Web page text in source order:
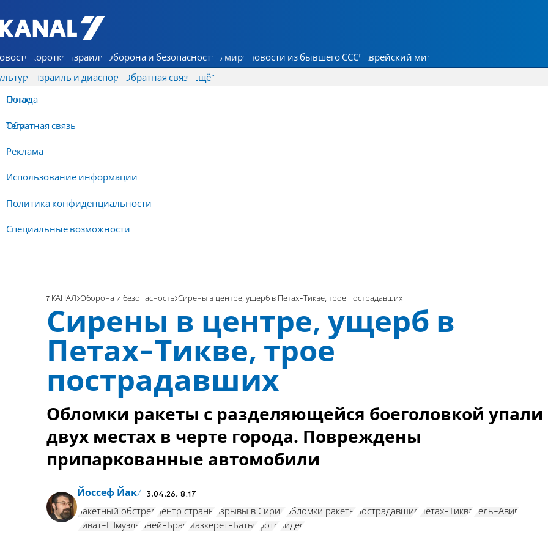
7 КАНАЛ - Аруц Шева
Коротко Израиль Оборона и безопасность В мире Новости из бывшего СССР Еврейский мир
Израиль и диаспора Обратная связь
О нас
Обратная связь
Реклама
Использование информации
Политика конфиденциальности
Специальные возможности
Ещё
Погода
Теги
7 КАНАЛ Оборона и безопасность Сирены в центре, ущерб в Петах-Тикве, трое пострадавших
Сирены в центре, ущерб в
Петах-Тикве, трое
пострадавших
Обломки ракеты с разделяющейся боеголовкой упали
двух местах в черте города. Повреждены
припаркованные автомобили
Йоссеф Йак 3.04.26, 8:17
ракетный обстрел центр страны взрывы в Сирии обломки ракеты пострадавшие Петах-Тиква Тель-Авив
Гиват-Шмуэль
Бней-Брак Мазкерет-Батья фото видео